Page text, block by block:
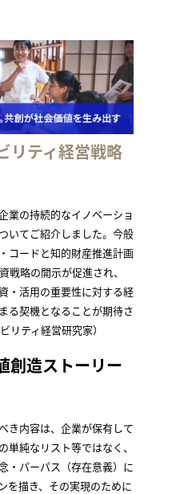
リティ経営戦略
業の持続的なイノベーショ
いてご紹介しました。今般
コードと知的財産推進計画
戦略の開示が促進され、
・活用の重要性に対する経
る契機となることが期待さ
リティ経営研究家）
創造ストーリー
き内容は、企業が保有して
純なリスト等ではなく、
・パーパス（存在意義）に
を描き、その実現のために